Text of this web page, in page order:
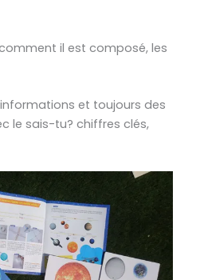
il est composé, les
et toujours des
le sais-tu? chiffres clés,